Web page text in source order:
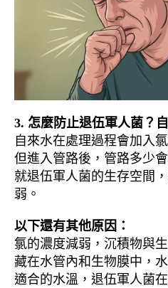
3. 怎麼防止退伍軍人菌？
自來水在處理過程會加入
但進入管路後，管路多少
就退伍軍人菌的生存空間
弱。
以下還有其他原因：
氯的濃度減弱，沉積物與
藏在水管內和生物膜中，
適合的水溫，退伍軍人菌